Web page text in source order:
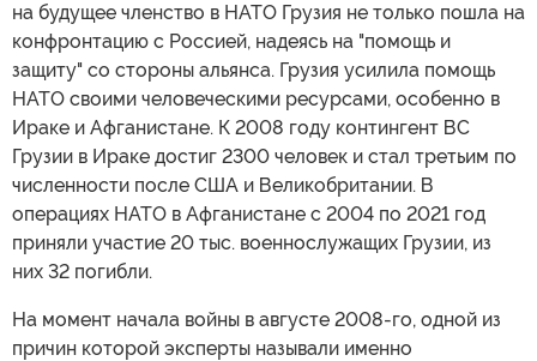
на будущее членство в НАТО Грузия не только пошла на
конфронтацию с Россией, надеясь на "помощь и
защиту" со стороны альянса. Грузия усилила помощь
НАТО своими человеческими ресурсами, особенно в
Ираке и Афганистане. К 2008 году контингент ВС
Грузии в Ираке достиг 2300 человек и стал третьим по
численности после США и Великобритании. В
операциях НАТО в Афганистане с 2004 по 2021 год
приняли участие 20 тыс. военнослужащих Грузии, из
них 32 погибли.
На момент начала войны в августе 2008-го, одной из
причин которой эксперты называли именно